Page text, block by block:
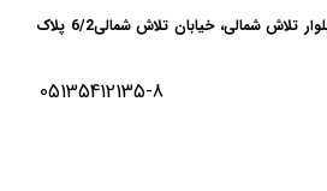
کارخانه: شهرک صنعتی توس،فاز یک، بلوار تلاش شمالی، خیابان تلاش شمالی6/2 پلاک
05135412135-8